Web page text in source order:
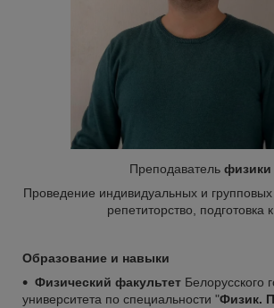
Преподаватель физики
Проведение индивидуальных и групповых
репетиторство, подготовка
Образование и навыки
Физический факультет Белорусского
университета по специальности "Физик.